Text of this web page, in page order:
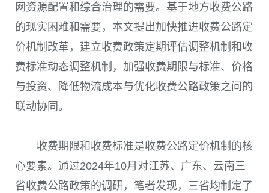
网资源配置和综合治理的需要。基于地方收费公路
的现实困难和需要，本文提出加快推进收费公路定
价机制改革，建立收费政策定期评估调整机制和收
费标准动态调整机制，加强收费期限与标准、价格
与投资、降低物流成本与优化收费公路政策之间的
联动协同。
收费期限和收费标准是收费公路定价机制的核
心要素。通过2024年10月对江苏、广东、云南三
省收费公路政策的调研，笔者发现，三省均制定了